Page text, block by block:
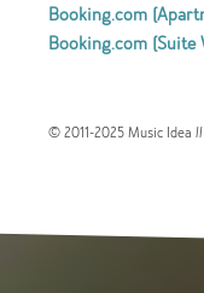
Booking.com
Booking.com (Suite
© 2011-2025 Music Idea //